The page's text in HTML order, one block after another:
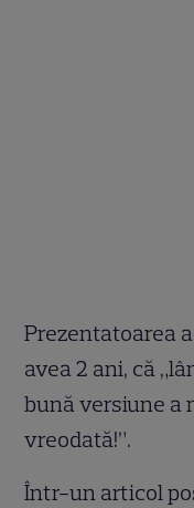
Prezentatoarea
avea 2 ani, că
bună versiune a
vreodată!”.
Într-un articol